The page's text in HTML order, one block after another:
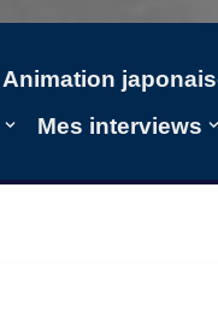
Animation
Mes interviews